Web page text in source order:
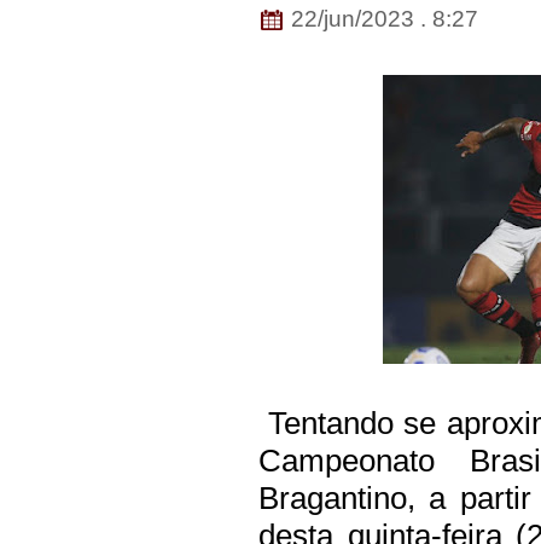
22/jun/2023 . 8:27
Tentando se
Campeonato
Bragantino, a
desta quinta-feira